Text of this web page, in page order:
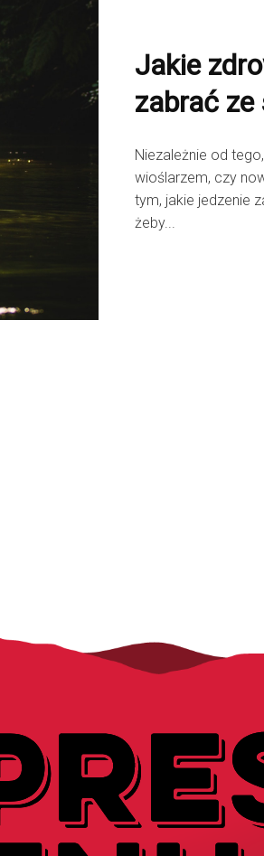
Jakie
zabrać
Niezależnie od
wioślarzem, czy
tym, jakie jedzenie
żeby...